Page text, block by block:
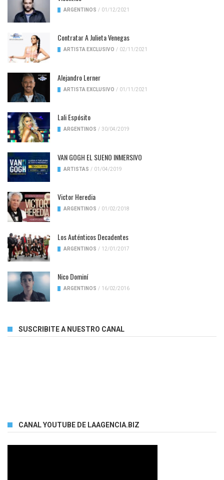
ARGENTINOS / 01/12/2021
Contratar A Julieta Venegas
ARTISTA EXCLUSIVO / 02/11/2021
Alejandro Lerner
ARTISTA EXCLUSIVO / 01/11/2021
Lali Espósito
ARGENTINOS / 30/04/2019
VAN GOGH EL SUENO INMERSIVO
ARTISTAS / 01/04/2019
Victor Heredia
ARGENTINOS / 01/02/2018
Los Auténticos Decadentes
ARGENTINOS / 12/01/2017
Nico Dominí
ARGENTINOS / 16/02/2016
SUSCRIBITE A NUESTRO CANAL
CANAL YOUTUBE DE LAAGENCIA.BIZ